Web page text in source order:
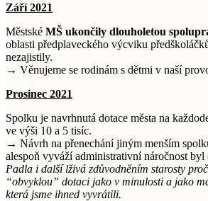
Září 2021
Městské MŠ ukončily dlouholetou
oblasti předplaveckého výcviku
nezajistily.
→ Věnujeme se rodinám s dětmi v naší
Prosinec 2021
Spolku je navrhnutá dotace města na
ve výši 10 a 5 tisíc.
→ Návrh na přenechání jiným menším
alespoň vyváží administrativní náročnost byl
Padla i další lživá zdůvodněním starosty
“obvyklou” dotaci jako v minulosti a jako
která jsme ihned vyvrátili.